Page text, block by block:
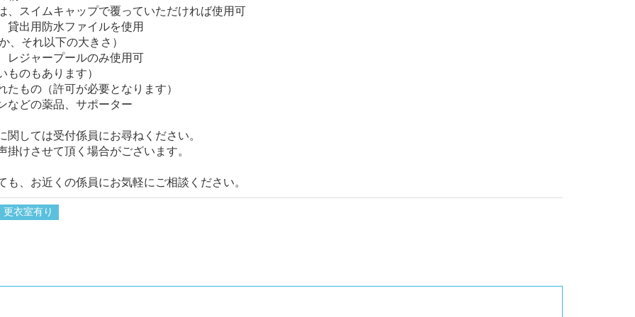
、スイムキャップで覆っていただければ使用可
貸出用防水ファイルを使用
、それ以下の大きさ）
レジャープールのみ使用可
ものもあります）
たもの（許可が必要となります）
どの薬品、サポーター
しては受付係員にお尋ねください。
掛けさせて頂く場合がございます。
、お近くの係員にお気軽にご相談ください。
更衣室有り